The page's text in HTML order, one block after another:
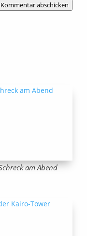
Kommentar abschicken
am Abend